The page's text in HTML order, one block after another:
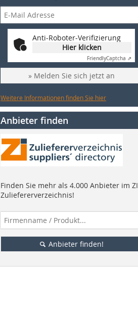
Anti-Roboter-Verifizierung
Hier klicken
FriendlyCaptcha ⇗
» Melden Sie sich jetzt an
Weitere Informationen finden Sie hier
Anbieter finden
Finden Sie mehr als 4.000 Anbieter im ZI
Zuliefererverzeichnis!
Anbieter finden!